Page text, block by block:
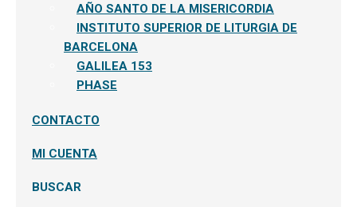
AÑO SANTO DE LA MISERICORDIA
INSTITUTO SUPERIOR DE LITURGIA DE
BARCELONA
GALILEA 153
PHASE
CONTACTO
MI CUENTA
BUSCAR